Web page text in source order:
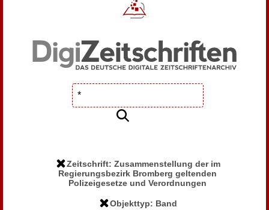
Zeitschrift: Zusammenstellung der im
Regierungsbezirk Bromberg geltenden
Polizeigesetze und Verordnungen
Objekttyp: Band